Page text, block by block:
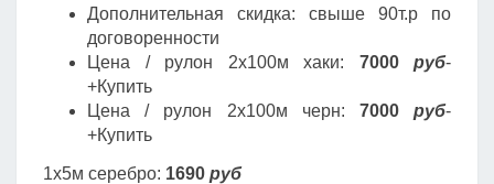
Дополнительная скидка: свыше 90т.р по
договоренности
Цена / рулон 2х100м хаки: 7000 руб-
+Купить
Цена / рулон 2х100м черн: 7000руб-
+Купить
1х5м серебро: 1690 руб